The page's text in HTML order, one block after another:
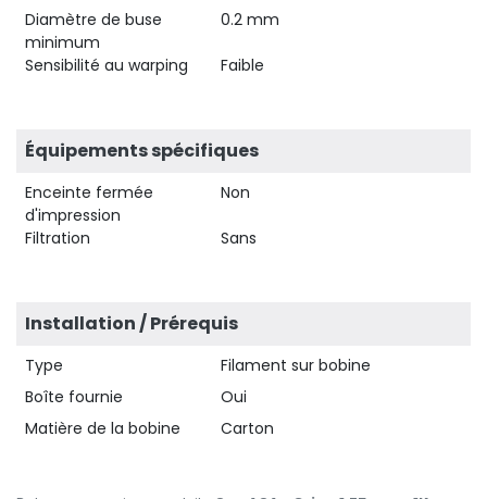
Diamètre de buse
minimum
0.2 mm
Sensibilité au warping Faible
Équipements spécifiques
Enceinte fermée
d'impression
Non
Filtration Sans
Installation / Prérequis
Type
Filament sur bobine
Boîte fournie
Oui
Matière de la bobine
Carton